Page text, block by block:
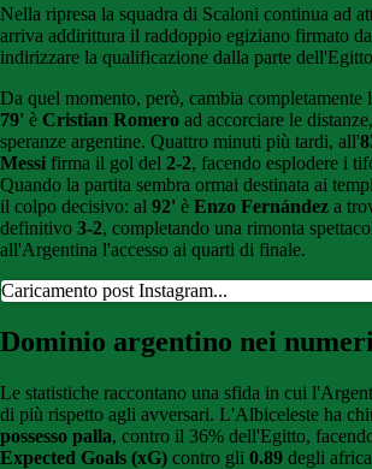
Nella ripresa la squadra di Scaloni continua ad
arriva addirittura il raddoppio egiziano firmato da
indirizzare la qualificazione dalla parte
Da quel momento, però, cambia
79' è Cristian Romero ad accorciare le
speranze argentine. Quattro minuti più tardi, all'
Messi firma il gol del 2-2, facendo esplodere i
Quando la partita sembra ormai destinata ai
il colpo decisivo: al 92' è Enzo Fernández a
definitivo 3-2, completando una rimonta
all'Argentina l'accesso ai quarti di finale.
Caricamento post Instagram...
Dominio argentino nei numeri
Le statistiche raccontano una sfida in cui
di più rispetto agli avversari. L'Albiceleste ha
possesso palla, contro il 36% dell'Egitto,
Expected Goals (xG) contro gli 0.89 degli